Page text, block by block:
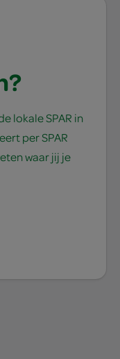
lokale SPAR in
per SPAR
waar jij je